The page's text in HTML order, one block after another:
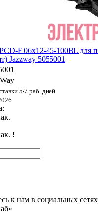
F 06х12-45-100BL для
Jazzway 5055001
5-7 раб. дней
!
к нам в социальных